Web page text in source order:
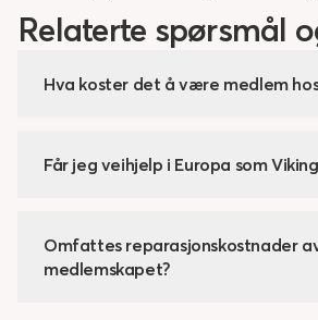
Relaterte spørsmål
Hva koster det å være medlem
Får jeg veihjelp i Europa som
Omfattes reparasjonskostnader
medlemskapet?